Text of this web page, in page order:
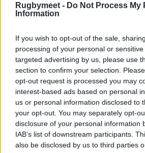
Rugbymeet - Do Not Process My
Information
If you wish to opt-out of the sale,
processing of your personal or
targeted advertising by us, please use
section to confirm your selection.
opt-out request is processed you may
interest-based ads based on personal
us or personal information disclosed to
your opt-out. You may separately opt-
disclosure of your personal information
IAB’s list of downstream participants.
also be disclosed by us to third parties